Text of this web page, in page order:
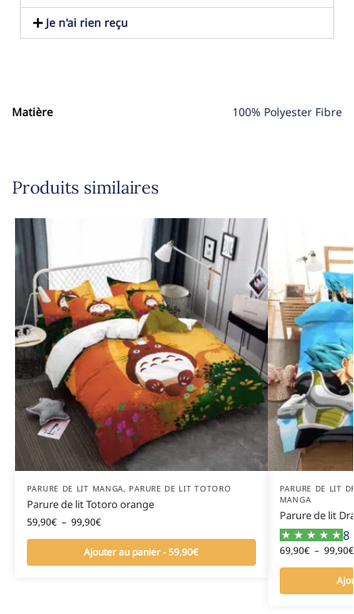
Je n'ai rien reçu
Matière 100% Polyester Fibre
Produits similaires
PARURE DE LIT MANGA, PARURE DE LIT TOTORO
Parure de lit Totoro orange
59,90€ – 99,90€
Ajouter au panier - 59,90€
PARURE DE LIT
MANGA
Parure de lit
8
69,90€ – 99,90€